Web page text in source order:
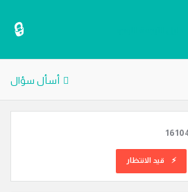
أسأل سؤال
قيد الانتظار